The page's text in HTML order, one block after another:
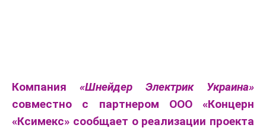
Компания «Шнейдер Электрик Украина»
совместно с партнером ООО «Концерн
«Ксимекс» сообщает о реализации проекта